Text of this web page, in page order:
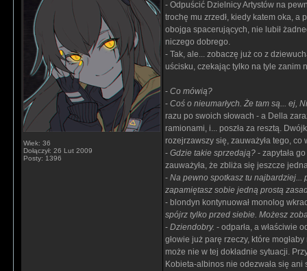
Wiek: 36
Dołączył: 26 Lut 2009
Posty: 1396
- Odpuścić Dzielnicy Artystów na
trochę mu zrzedł, kiedy katem oka, a
obojga spacerujących, nie lubił
niczego dobrego.
- Tak, ale... zobaczę już co z
uścisku, czekając tylko na tyle zanim
- Co mówią?
- Coś o nieumarłych. Że tam są... ej,
razu po swoich słowach - a Della
ramionami, i... poszła za resztą.
rozejrzawszy się, zauważyła tego, co
- Gdzie takie sprzedają? - zapytała
zauważyła, że zbliża się jeszcze
- Na pewno spotkasz tu najbardziej...
zapamiętasz sobie jedną prostą
- blondyn kontynuował monolog
spójrz tylko przed siebie. Możesz
- Dziendobry. - odparła, a właściwie
głowie już parę rzeczy, które
może nie w tej dokładnie sytuacji.
Kobieta-albinos nie odezwała się ani